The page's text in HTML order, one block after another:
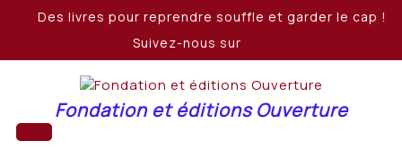
Des livres pour reprendre souffle et garder le cap !
Suivez-nous sur
Fondation et éditions Ouverture